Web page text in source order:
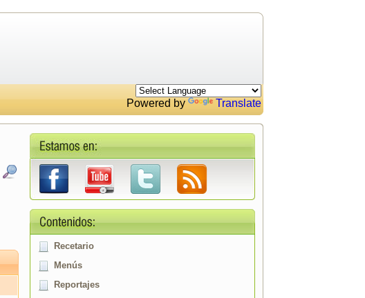
Powered by Translate
Recetario
Menús
Reportajes